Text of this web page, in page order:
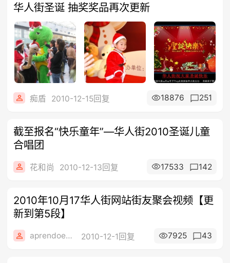
华人街圣诞 抽奖奖品再次更新
痴盾 2010-12-15回复 18876 251
截至报名“快乐童年”—华人街2010圣诞儿童
合唱团
花和尚 2010-12-13回复 17533 142
2010年10月17华人街网站街友聚会视频【更
新到第5段】
aprendoespanol 2010-12-1回复 7925 43